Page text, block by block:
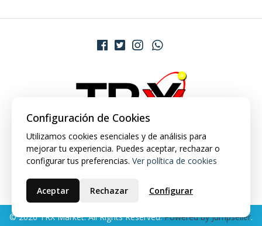
© 2026 TRX Market. All Rights Reserved.Powered by Jumpseller.
Configuración de Cookies
Utilizamos cookies esenciales y de análisis para
mejorar tu experiencia. Puedes aceptar, rechazar o
configurar tus preferencias. Ver política de cookies
Aceptar Rechazar Configurar